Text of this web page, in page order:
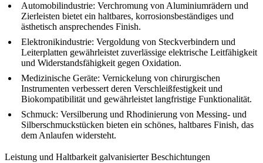
Automobilindustrie: Verchromung von Aluminiumrädern und
Zierleisten bietet ein haltbares, korrosionsbeständiges und
ästhetisch ansprechendes Finish.
Elektronikindustrie: Vergoldung von Steckverbindern und
Leiterplatten gewährleistet zuverlässige elektrische Leitfähigkeit
und Widerstandsfähigkeit gegen Oxidation.
Medizinische Geräte: Vernickelung von chirurgischen
Instrumenten verbessert deren Verschleißfestigkeit und
Biokompatibilität und gewährleistet langfristige Funktionalität.
Schmuck: Versilberung und Rhodinierung von Messing- und
Silberschmuckstücken bieten ein schönes, haltbares Finish, das
dem Anlaufen widersteht.
Leistung und Haltbarkeit galvanisierter Beschichtungen